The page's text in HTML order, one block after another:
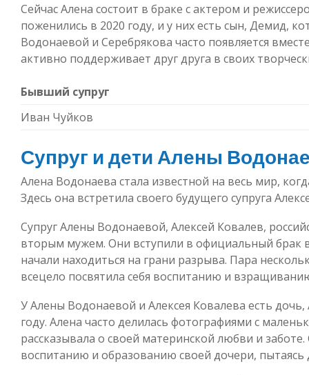
Сейчас Алена состоит в браке с актером и
поженились в 2020 году, и у них есть сын, Демид,
Водонаевой и Серебрякова часто появляется
активно поддерживает друг друга в своих
Бывший супруг
Иван Чуйков
Супруг и дети Алены
Алена Водонаева стала известной на весь мир,
Здесь она встретила своего будущего супруга
Супруг Алены Водонаевой, Алексей Ковалев,
вторым мужем. Они вступили в официальный брак
начали находиться на грани разрыва. Пара
всецело посвятила себя воспитанию и
У Алены Водонаевой и Алексея Ковалева есть
году. Алена часто делилась фотографиями с
рассказывала о своей материнской любви и
воспитанию и образованию своей дочери, пытаясь